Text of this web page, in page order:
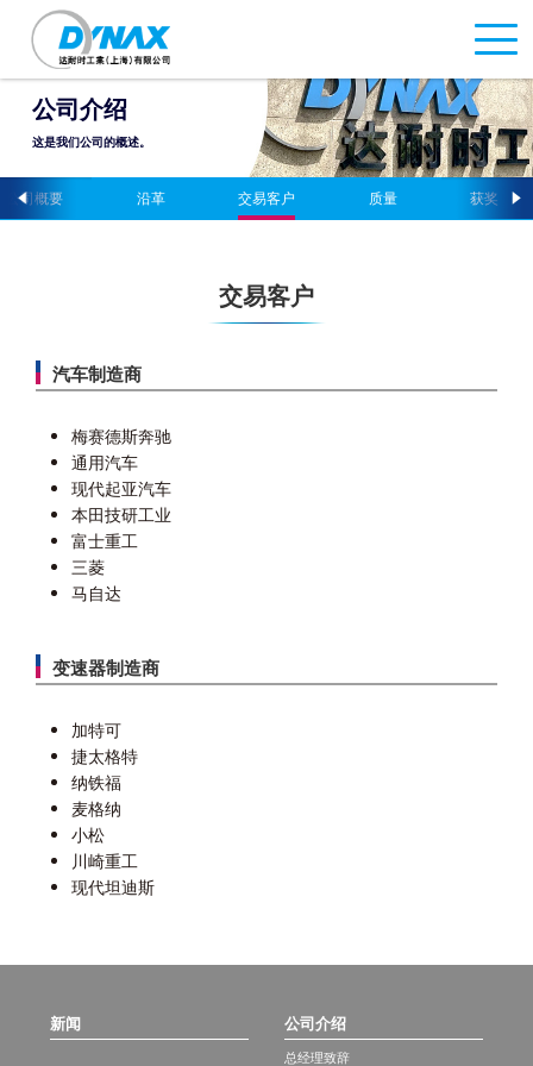
公司介绍
这是我们公司的概述。
公司概要 沿革 交易客户 质量 获奖
交易客户
汽车制造商
梅赛德斯奔驰
通用汽车
现代起亚汽车
本田技研工业
富士重工
三菱
马自达
变速器制造商
加特可
捷太格特
纳铁福
麦格纳
小松
川崎重工
现代坦迪斯
新闻 公司介绍
总经理致辞